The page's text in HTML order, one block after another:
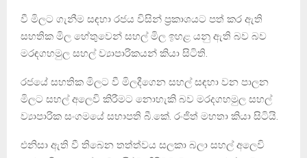
වී මිලට ගැනීම සඳහා රජය විසින් ප්‍රකාශයට පත් කර ඇති
සහතික මිල හේතුවෙන් සහල් මිල ඉහළ යනු ඇති බව බව
මරඳගහමුල සහල් ව්‍යාපාරිකයන් කියා සිටිති.
රජයේ සහතික මිලට වී මිලදීගෙන සහල් සඳහා වන පාලන
මිලට සහල් අලෙවි කිරීමට නොහැකි බව මරදගහමුල සහල්
ව්‍යාපාරික සංගමයේ සභාපති බී.කේ. රංජිත් මහතා කියා සිටියි.
එනිසා ඇති වී තිබෙන තත්ත්වය සලකා බලා සහල් අලෙවි